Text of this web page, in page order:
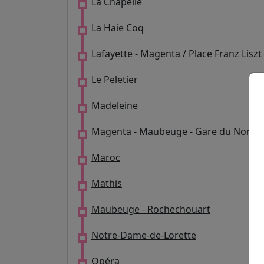
La Haie Coq
Lafayette - Magenta / Place Franz Liszt
Le Peletier
Madeleine
Magenta - Maubeuge - Gare du Nord
Maroc
Mathis
Maubeuge - Rochechouart
Notre-Dame-de-Lorette
Opéra